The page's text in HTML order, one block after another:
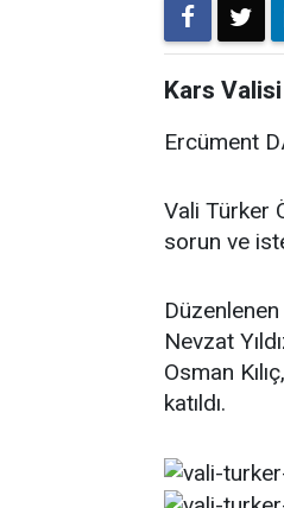
Kars
Ercüment
Vali Türker
sorun ve
Nevzat
Osman
katıldı.